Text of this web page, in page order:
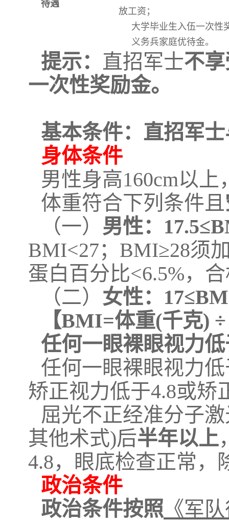
待遇
放工资；
大学毕业生入伍一次性
义务兵家庭优待金。
提示： 直招军士不
一次性奖励金。
基本条件： 直招军
身体条件
男性身高160cm以
体重符合下列条件且
（一） 男性：
BMI<27；BMI≥28须
蛋白百分比<6.5%，
（二） 女性：
【BMI=体重(千克)
任何一眼裸眼视力
任何一眼裸眼视力
矫正视力低于4.8或矫
屈光不正经准分子
其他术式)后半年以上
4.8，眼底检查正常，
政治条件
政治条件按照 《军